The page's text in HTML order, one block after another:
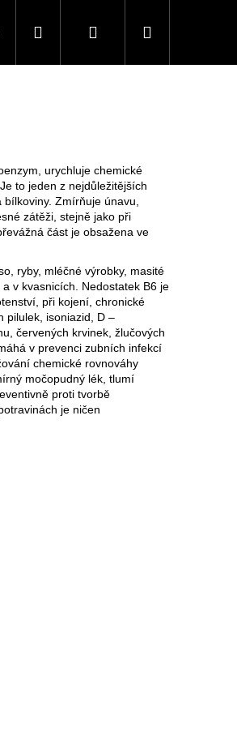
Přihlášení
urychluje chemické
to jeden z nejdůležitějších
Zmírňuje únavu,
zátěži, stejně jako při
část je obsažena ve
ryby, mléčné výrobky, masité
v kvasnicích. Nedostatek B6 je
při kojení, chronické
pilulek, isoniazid, D –
červených krvinek, žlučových
v prevenci zubních infekcí
chemické rovnováhy
močopudný lék, tlumí
proti tvorbě
je ničen